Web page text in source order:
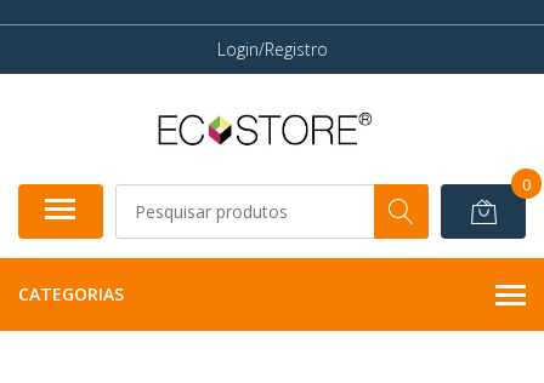
Login/Registro
0
CATEGORIAS